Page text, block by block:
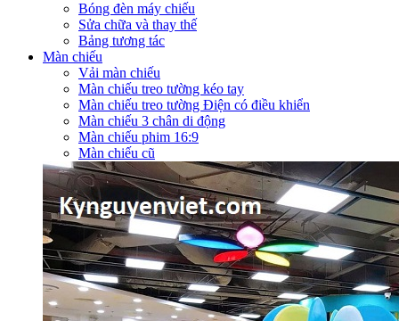
Bóng đèn máy chiếu
Sửa chữa và thay thế
Bảng tương tác
Màn chiếu
Vải màn chiếu
Màn chiếu treo tường kéo tay
Màn chiếu treo tường Điện có điều khiển
Màn chiếu 3 chân di động
Màn chiếu phim 16:9
Màn chiếu cũ